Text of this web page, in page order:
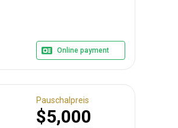
Online payment
Pauschalpreis
$5,000